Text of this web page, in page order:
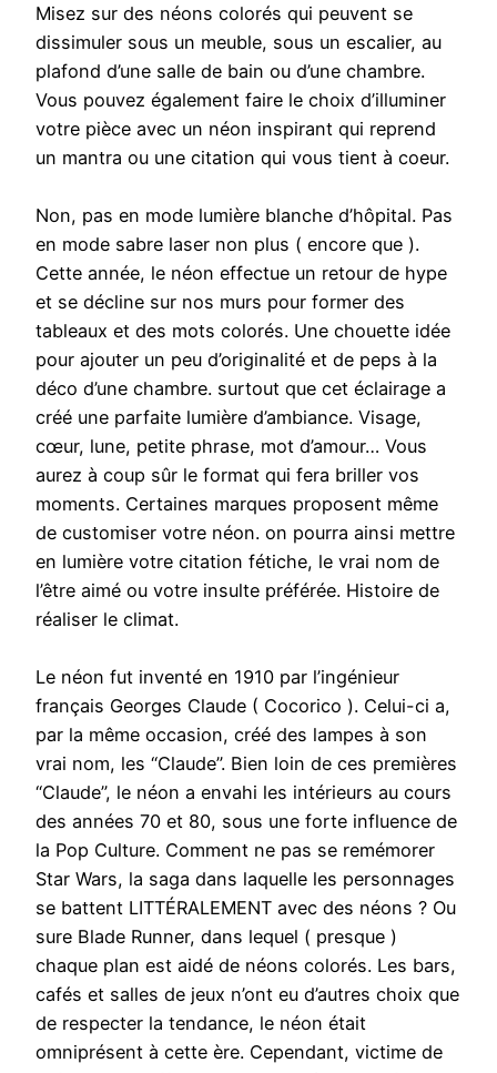
Misez sur des néons colorés qui peuvent se
dissimuler sous un meuble, sous un escalier, au
plafond d’une salle de bain ou d’une chambre.
Vous pouvez également faire le choix d’illuminer
votre pièce avec un néon inspirant qui reprend
un mantra ou une citation qui vous tient à coeur.
Non, pas en mode lumière blanche d’hôpital. Pas
en mode sabre laser non plus ( encore que ).
Cette année, le néon effectue un retour de hype
et se décline sur nos murs pour former des
tableaux et des mots colorés. Une chouette idée
pour ajouter un peu d’originalité et de peps à la
déco d’une chambre. surtout que cet éclairage a
créé une parfaite lumière d’ambiance. Visage,
cœur, lune, petite phrase, mot d’amour… Vous
aurez à coup sûr le format qui fera briller vos
moments. Certaines marques proposent même
de customiser votre néon. on pourra ainsi mettre
en lumière votre citation fétiche, le vrai nom de
l’être aimé ou votre insulte préférée. Histoire de
réaliser le climat.
Le néon fut inventé en 1910 par l’ingénieur
français Georges Claude ( Cocorico ). Celui-ci a,
par la même occasion, créé des lampes à son
vrai nom, les “Claude”. Bien loin de ces premières
“Claude”, le néon a envahi les intérieurs au cours
des années 70 et 80, sous une forte influence de
la Pop Culture. Comment ne pas se remémorer
Star Wars, la saga dans laquelle les personnages
se battent LITTÉRALEMENT avec des néons ? Ou
sure Blade Runner, dans lequel ( presque )
chaque plan est aidé de néons colorés. Les bars,
cafés et salles de jeux n’ont eu d’autres choix que
de respecter la tendance, le néon était
omniprésent à cette ère. Cependant, victime de